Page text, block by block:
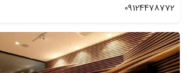
09124478772